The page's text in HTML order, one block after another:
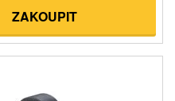
ZAKOUPIT